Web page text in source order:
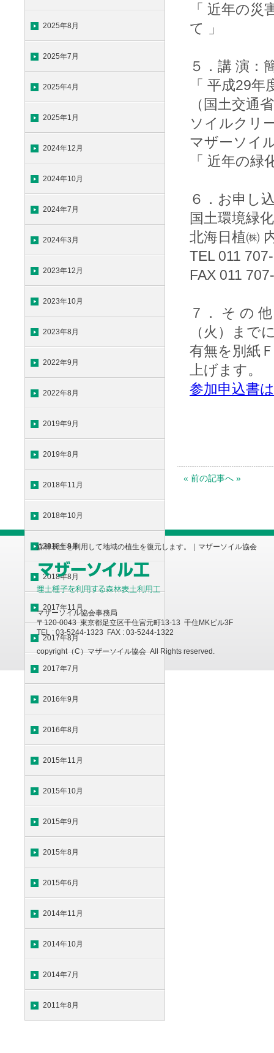
2025年8月
2025年7月
2025年4月
2025年1月
2024年12月
2024年10月
2024年7月
2024年3月
2023年12月
2023年10月
2023年8月
2022年9月
2022年8月
2019年9月
2019年8月
2018年11月
2018年10月
2018年9月
2018年8月
2017年11月
2017年8月
2017年7月
2016年9月
2016年8月
2015年11月
2015年10月
2015年9月
2015年8月
2015年6月
2014年11月
2014年10月
2014年7月
2011年8月
「 近年の
て 」
５．講 演：
「 平成29
（国土交通
ソイルクリ
マザーソイ
「 近年の緑
６．お申し
国土環境緑
北海日植㈱
TEL 011
FAX 011
７． そ の
（火）まで
有無を別紙
上げます。
参加申込書
« 前の記事へ »
森林表土を利用して地域の植生を復元します。｜マザーソイル協会
マザーソイル協会事務局
〒120-0043 東京都足立区千住宮元町13-13 千住MKビル3F
TEL : 03-5244-1323 FAX : 03-5244-1322
copyright（C）マザーソイル協会 All Rights reserved.